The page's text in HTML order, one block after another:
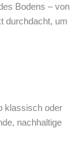
Bodens – von
durchdacht, um
klassisch oder
nachhaltige